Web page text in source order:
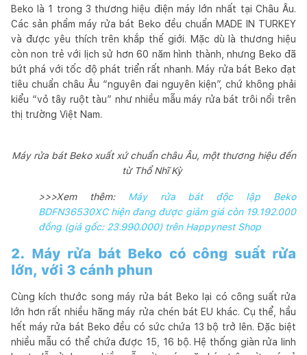
Beko là 1 trong 3 thương hiệu điện máy lớn nhất tại Châu Âu.
Các sản phẩm máy rửa bát Beko đều chuẩn MADE IN TURKEY
và được yêu thích trên khắp thế giới. Mặc dù là thương hiệu
còn non trẻ với lịch sử hơn 60 năm hình thành, nhưng Beko đã
bứt phá với tốc độ phát triển rất nhanh. Máy rửa bát Beko đạt
tiêu chuẩn châu Âu “nguyên đai nguyên kiện”, chứ không phải
kiểu “vỏ tây ruột tàu” như nhiều mẫu máy rửa bát trôi nổi trên
thị trường Việt Nam.
Máy rửa bát Beko xuất xứ chuẩn châu Âu, một thương hiệu đến
từ Thổ Nhĩ Kỳ
>>>Xem thêm: Máy rửa bát độc lập Beko
BDFN36530XC hiện đang được giảm giá còn 19.192.000
đồng (giá gốc: 23.990.000) trên Happynest Shop
2. Máy rửa bát Beko có công suất rửa
lớn, với 3 cánh phun
Cùng kích thước song máy rửa bát Beko lại có công suất rửa
lớn hơn rất nhiều hãng máy rửa chén bát EU khác. Cụ thể, hầu
hết máy rửa bát Beko đều có sức chứa 13 bộ trở lên. Đặc biệt
nhiều mẫu có thể chứa được 15, 16 bộ. Hệ thống giàn rửa linh